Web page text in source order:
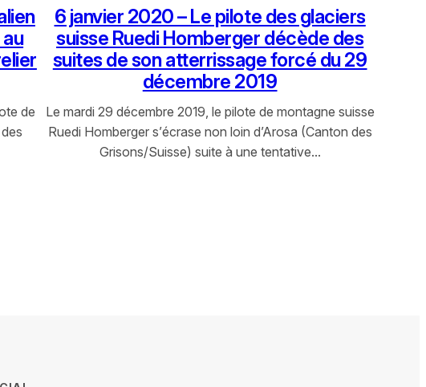
de
6 janvier 2020 – Le pilote des glaciers
suisse Ruedi Homberger décède des
suites de son atterrissage forcé du 29
décembre 2019
Le mardi 29 décembre 2019, le pilote de montagne suisse
Ruedi Homberger s’écrase non loin d’Arosa (Canton des
Grisons/Suisse) suite à une tentative…